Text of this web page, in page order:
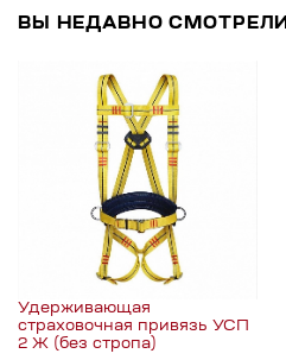
ВЫ НЕДАВНО СМОТРЕЛИ
Удерживающая
страховочная привязь УСП
2 Ж (без стропа)